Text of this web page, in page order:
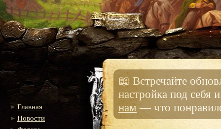
Главная
Новости
📖 Встречайте
настройка под себя
нам — что